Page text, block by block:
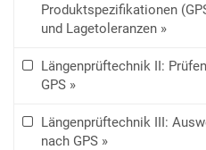
Produktspezifikationen
und Lagetoleranzen »
Längenprüftechnik II:
GPS »
Längenprüftechnik III:
nach GPS »